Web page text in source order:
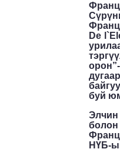
Франц
De
буй
НҮБ-